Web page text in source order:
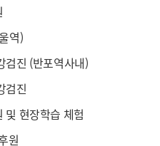
역)
검진 (반포역사내)
검진
및 현장학습 체험
원